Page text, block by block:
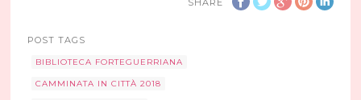
POST TAGS
BIBLIOTECA FORTEGUERRIANA
CAMMINATA IN CITTÀ 2018